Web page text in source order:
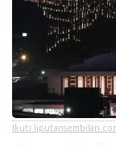
Ikuti